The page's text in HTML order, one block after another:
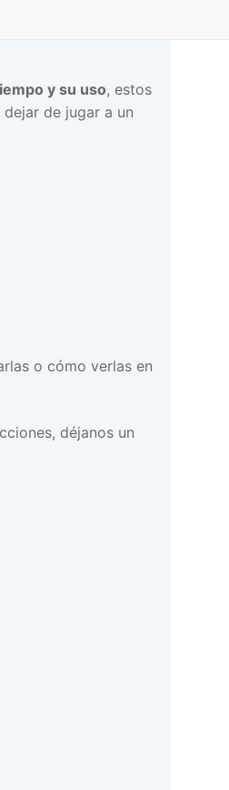
y su uso, estos
de jugar a un
o cómo verlas en
déjanos un